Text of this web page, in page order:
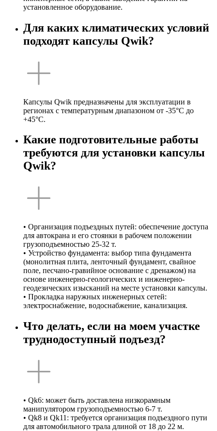
установленное оборудование.
Для каких климатических условий
подходят капсулы Qwik?
Капсулы Qwik предназначены для эксплуатации в
регионах с температурным диапазоном от -35°C до
+45°C.
Какие подготовительные работы
требуются для установки капсулы
Qwik?
• Организация подъездных путей: обеспечение доступа
для автокрана и его стоянки в рабочем положении
грузоподъемностью 25-32 т.
• Устройство фундамента: выбор типа фундамента
(монолитная плита, ленточный фундамент, свайное
поле, песчано-гравийное основание с дренажом) на
основе инженерно-геологических и инженерно-
геодезических изысканий на месте установки капсулы.
• Прокладка наружных инженерных сетей:
электроснабжение, водоснабжение, канализация.
Что делать, если на моем участке
труднодоступный подъезд?
• Qk6: может быть доставлена низкорамным
манипулятором грузоподъемностью 6-7 т.
• Qk8 и Qk11: требуется организация подъездного пути
для автомобильного трала длиной от 18 до 22 м.